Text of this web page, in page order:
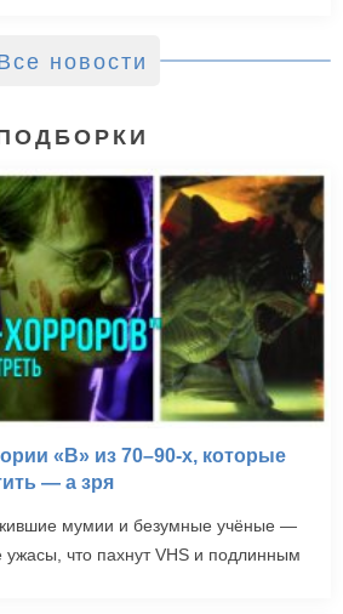
новости
«B» из 70–90-х, которые
— а зря
мумии и безумные учёные —
что пахнут VHS и подлинным